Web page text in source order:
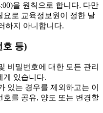
을 원칙으로 합니다. 다만
요로 교육정보원이 정한 날
하지 아니합니다.
호 등)
비밀번호에 대한 모든 관리
게 있습니다.
있는 경우를 제외하고는 이
호를 공유, 양도 또는 변경할